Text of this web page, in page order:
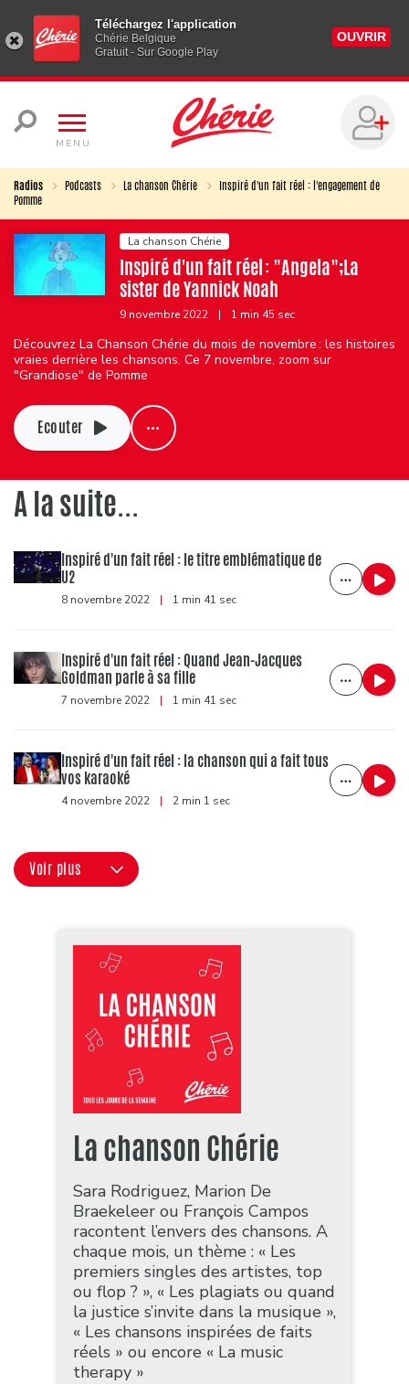
Téléchargez l'application
Chérie Belgique
Gratuit - Sur Google Play
OUVRIR
MENU
Radios Podcasts La chanson Chérie
Inspiré d'un fait réel : l'engagement de
Pomme
La chanson Chérie
Inspiré d'un fait réel : "Angela";La
sister de Yannick Noah
9 novembre 2022 | 1 min 45 sec
Découvrez La Chanson Chérie du mois de novembre : les histoires
vraies derrière les chansons. Ce 7 novembre, zoom sur
"Grandiose" de Pomme
Ecouter
A la suite...
Inspiré d'un fait réel : le titre emblématique de
U2
8 novembre 2022 | 1 min 41 sec
Inspiré d'un fait réel : Quand Jean-Jacques
Goldman parle à sa fille
7 novembre 2022 | 1 min 41 sec
Inspiré d'un fait réel : la chanson qui a fait tous
vos karaoké
4 novembre 2022 | 2 min 1 sec
Voir plus
La chanson Chérie
Sara Rodriguez, Marion De
Braekeleer ou François Campos
racontent l’envers des chansons. A
chaque mois, un thème : « Les
premiers singles des artistes, top
ou flop ? », « Les plagiats ou quand
la justice s’invite dans la musique »,
« Les chansons inspirées de faits
réels » ou encore « La music
therapy »